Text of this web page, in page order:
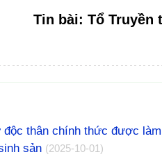
Tin bài: Tổ Truyền
độc thân chính thức được
sản (2025-10-01)